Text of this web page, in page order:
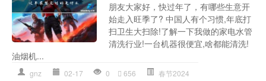
朋友大家好，快过年了，有哪些生意开
始走入旺季了? 中国人有个习惯,年底打
扫卫生大扫除!了解一下我做的家电水管
清洗行业!一台机器很便宜,啥都能清洗!
油烟机...
gnz 02-17 0 656 春节2024